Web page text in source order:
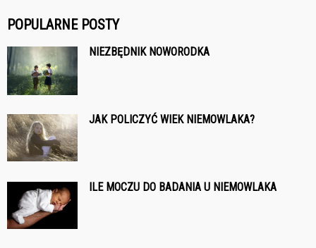
POPULARNE POSTY
NIEZBĘDNIK NOWORODKA
JAK POLICZYĆ WIEK NIEMOWLAKA?
ILE MOCZU DO BADANIA U NIEMOWLAKA